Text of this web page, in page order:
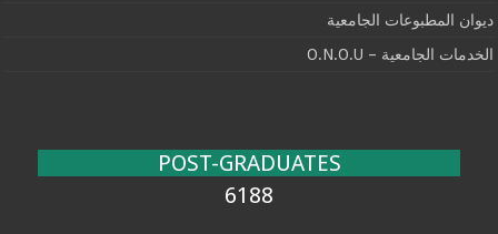
ديوان المطبوعات الجامعية
الخدمات الجامعية – O.N.O.U
POST-GRADUATES
6188